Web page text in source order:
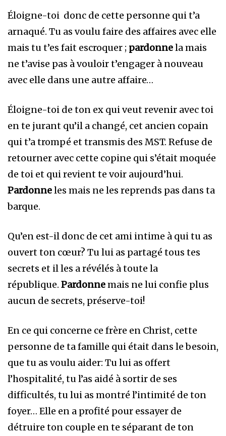
Éloigne-toi donc de cette personne qui t’a
arnaqué. Tu as voulu faire des affaires avec elle
mais tu t’es fait escroquer ; pardonnela mais
ne t’avise pas à vouloir t’engager à nouveau
avec elle dans une autre affaire…
Éloigne-toi de ton ex qui veut revenir avec toi
en te jurant qu’il a changé, cet ancien copain
qui t’a trompé et transmis des MST. Refuse de
retourner avec cette copine qui s’était moquée
de toi et qui revient te voir aujourd’hui.
Pardonneles mais ne les reprends pas dans ta
barque.
Qu’en est-il donc de cet ami intime à qui tu as
ouvert ton cœur? Tu lui as partagé tous tes
secrets et il les a révélés à toute la
république. Pardonnemais ne lui confie plus
aucun de secrets, préserve-toi!
En ce qui concerne ce frère en Christ, cette
personne de ta famille qui était dans le besoin,
que tu as voulu aider: Tu lui as offert
l’hospitalité, tu l’as aidé à sortir de ses
difficultés, tu lui as montré l’intimité de ton
foyer… Elle en a profité pour essayer de
détruire ton couple en te séparant de ton